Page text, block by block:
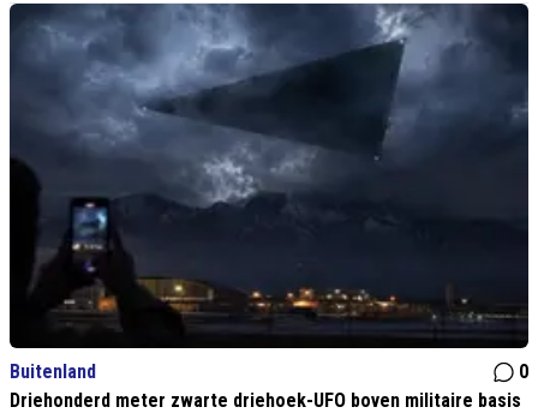
Buitenland
0
Driehonderd meter zwarte driehoek-UFO boven militaire basis